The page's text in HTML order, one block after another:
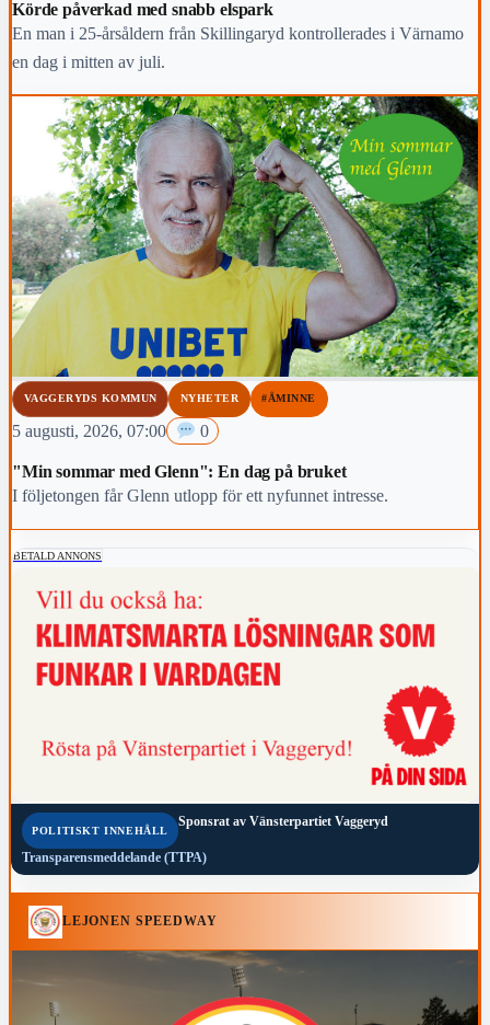
Körde påverkad med snabb elspark
En man i 25-årsåldern från Skillingaryd kontrollerades i Värnamo
en dag i mitten av juli.
VAGGERYDS KOMMUN NYHETER #ÅMINNE
5 augusti, 2026, 07:00 0
"Min sommar med Glenn": En dag på bruket
I följetongen får Glenn utlopp för ett nyfunnet intresse.
BETALD ANNONS
POLITISKT INNEHÅLL
Sponsrat av Vänsterpartiet Vaggeryd
Transparensmeddelande (TTPA)
LEJONEN SPEEDWAY